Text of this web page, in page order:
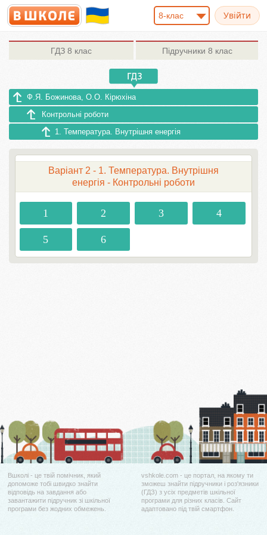
8-клас
ГДЗ 8 клас Підручники 8 клас
Ф.Я. Божинова, О.О. Кірюхіна
Контрольні роботи
1. Температура. Внутрішня енергія
Варіант 2 - 1. Температура. Внутрішня
енергія - Контрольні роботи
1 2 3 4
5 6
Вшколі - це твій помічник, який
допоможе тобі швидко знайти
відповідь на завдання або
завантажити підручник зі шкільної
програми без жодних обмежень.
vshkole.com - це портал, на якому ти
зможеш знайти підручники і роз'язники
(ГДЗ) з усіх предметів шкільної
програми для різних класів. Сайт
адаптовано під твій смартфон.